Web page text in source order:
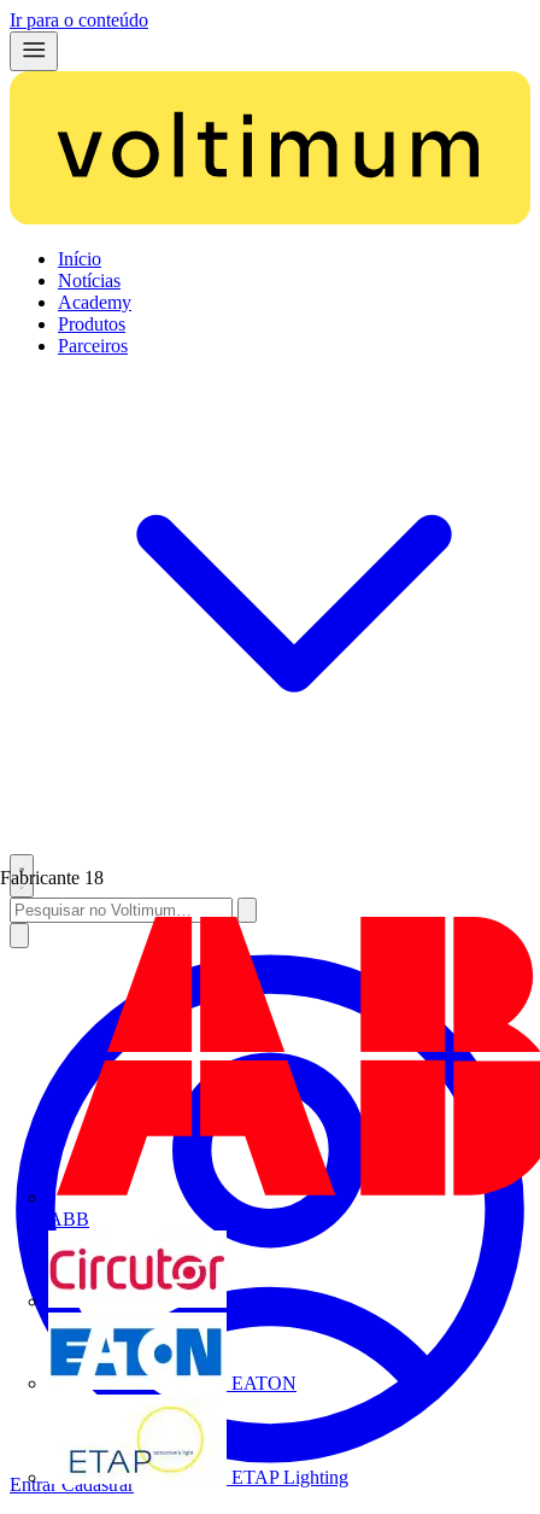
Ir para o conteúdo
Início
Notícias
Academy
Produtos
Parceiros
Fabricante 18
ABB
CIRCUTOR
EATON
ETAP Lighting
Entrar Cadastrar